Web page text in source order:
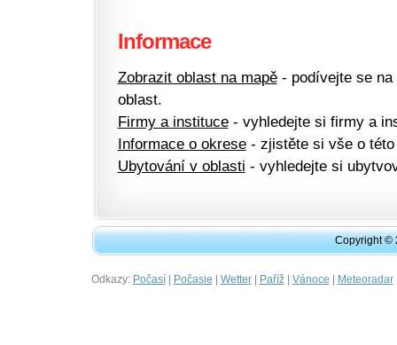
Informace
Zobrazit oblast na mapě- podívejte se na
oblast.
Firmy a instituce- vyhledejte si firmy a
Informace o okrese- zjistěte si vše o této
Ubytování v oblasti - vyhledejte si
Copyright ©
Odkazy: Počasí| Počasie | Wetter| Paříž| Vánoce | Meteoradar